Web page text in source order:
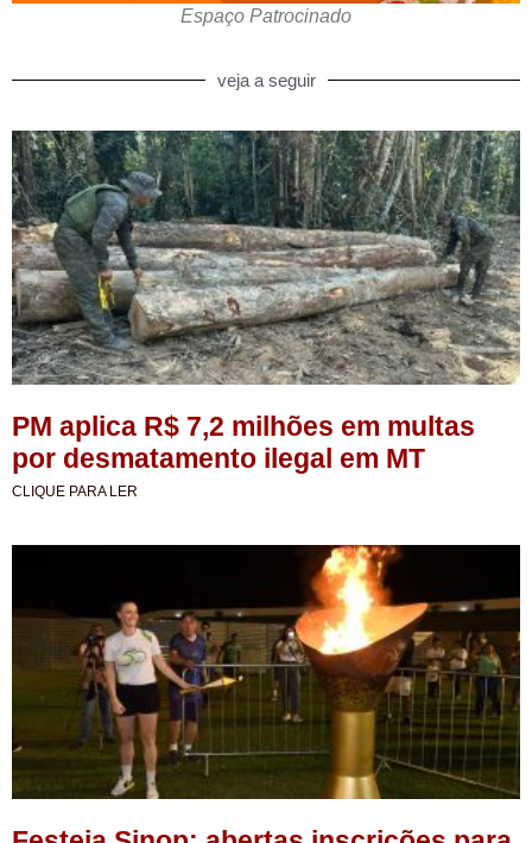
Espaço Patrocinado
veja a seguir
PM aplica R$ 7,2 milhões em multas
por desmatamento ilegal em MT
CLIQUE PARA LER